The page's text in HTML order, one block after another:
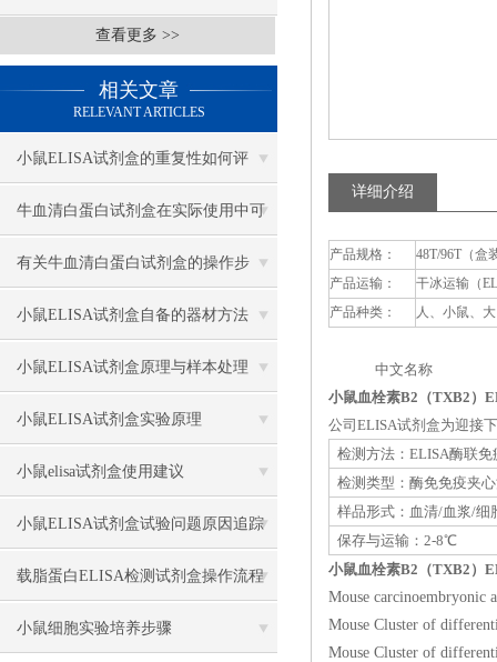
查看更多 >>
相关文章
RELEVANT ARTICLES
小鼠ELISA试剂盒的重复性如何评
估？
牛血清白蛋白试剂盒在实际使用中可
分为多种类型测定
有关牛血清白蛋白试剂盒的操作步
骤，以下有详细说明
小鼠ELISA试剂盒自备的器材方法
小鼠ELISA试剂盒原理与样本处理
小鼠ELISA试剂盒实验原理
小鼠elisa试剂盒使用建议
小鼠ELISA试剂盒试验问题原因追踪
载脂蛋白ELISA检测试剂盒操作流程
方法
小鼠细胞实验培养步骤
详细介绍
产品规格：
48T/96T（盒
产品运输：
干冰运输（
产品种类：
人、小鼠、
中文名称 英
小鼠血栓素B2（TXB2）
公司ELISA试剂盒为迎接
检测方法：ELISA酶联免
检测类型：酶免免疫夹
样品形式：血清/血浆/细
保存与运输：2-8℃
小鼠血栓素B2（TXB2）
Mouse
Mouse Cluster of
Mouse Cluster of